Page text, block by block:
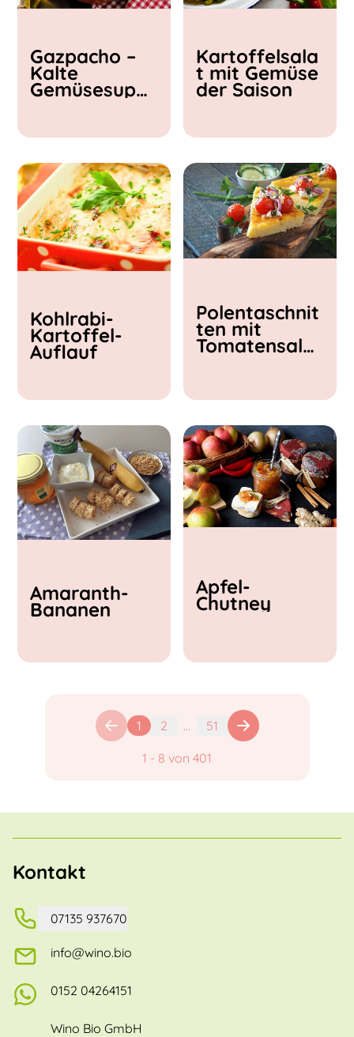
< 15 min
15 - 30 min
30 - 60 min
Gazpacho –
Kalte
Gemüsesupp
Kartoffelsala
t mit Gemüse
der Saison
Kohlrabi-
Kartoffel-
Auflauf
Polentaschnit
ten mit
Tomatensalat
Amaranth-
Bananen
Apfel-
Chutney
1 2 ... 51
1 - 8 von 401
Kontakt
07135 937670
info@wino.bio
0152 04264151
Wino Bio GmbH